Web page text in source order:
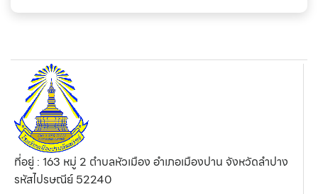
ที่อยู่ : 163 หมู่ 2 ตำบลหัวเมือง อำเภอเมืองปาน จังหวัดลำปาง
รหัสไปรษณีย์ 52240